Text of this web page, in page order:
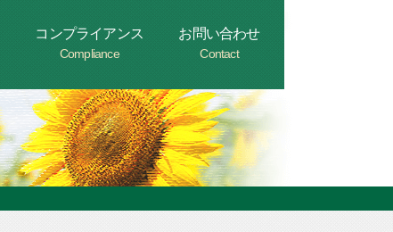
コンプライアンス
Compliance
お問い合わせ
Contact